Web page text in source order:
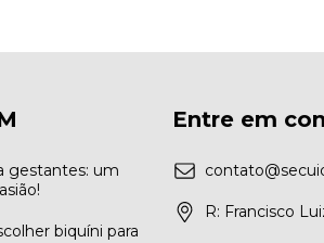
gestantes: um
biquíni para
Entre em
R: Francisco